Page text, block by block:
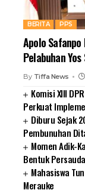
BERITA PPS
Apolo
Pelabuhan
By Tiffa News
Komisi XIII
Perkuat
Diburu Sejak
Pembunuhan
Momen Adik-
Bentuk
Mahasiswa
Merauke